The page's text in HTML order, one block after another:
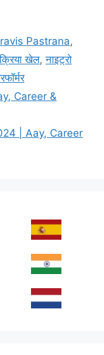
Pastrana,
क्रिया खेल,नाइट्रो
Career &
| Aay, Career